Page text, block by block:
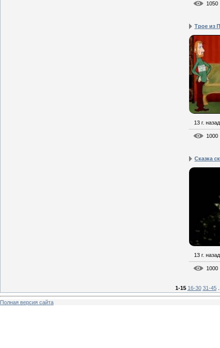
1050
Трое из
13 г. назад
1000
Сказка
13 г. назад
1000
1-15 16-30 31-45
Полная версия сайта